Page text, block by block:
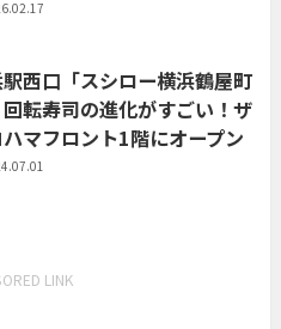
西口「スシロー横浜鶴屋町
転寿司の進化がすごい！ザ
マフロント1階にオープン
LINK